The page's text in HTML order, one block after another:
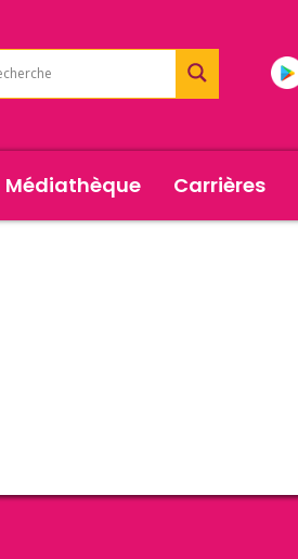
Médiathèque Carrières